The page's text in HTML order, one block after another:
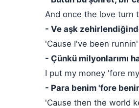
And once the love turn
- Ve aşk
'Cause I've been
- Çünkü milyonlarımı
I put my money 'fore
- Para benim 'fore
'Cause then the world